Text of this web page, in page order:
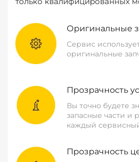
Оригинальные
Сервис
оригинальные
Прозрачность
Вы точно будете
запасные части и
каждый
Прозрачность